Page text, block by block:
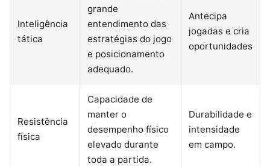
Inteligência
tática
grande
entendimento das
estratégias do jogo
e posicionamento
adequado.
Antecipa
jogadas e cria
oportunidades
Resistência
física
Capacidade de
manter o
desempenho físico
elevado durante
toda a partida.
Durabilidade e
intensidade
em campo.